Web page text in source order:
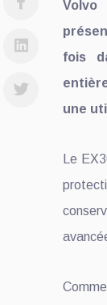
Volvo
fois
une
Le